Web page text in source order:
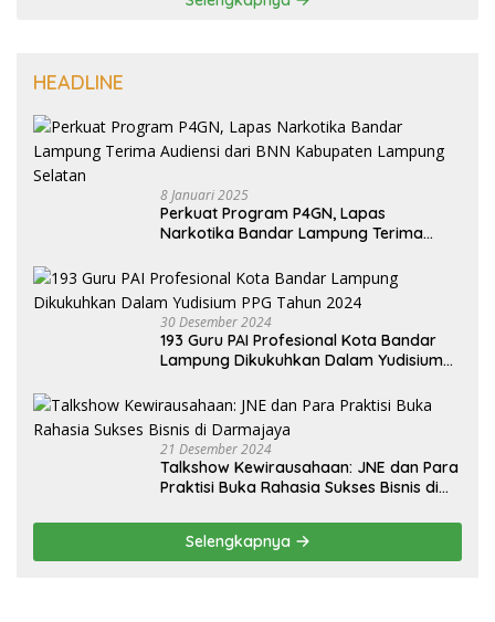
HEADLINE
8 Januari 2025
Perkuat Program P4GN, Lapas
Narkotika Bandar Lampung Terima
Selatan
30 Desember 2024
193 Guru PAI Profesional Kota Bandar
Lampung Dikukuhkan Dalam Yudisium
21 Desember 2024
Talkshow Kewirausahaan: JNE dan Para
Praktisi Buka Rahasia Sukses Bisnis di
Selengkapnya